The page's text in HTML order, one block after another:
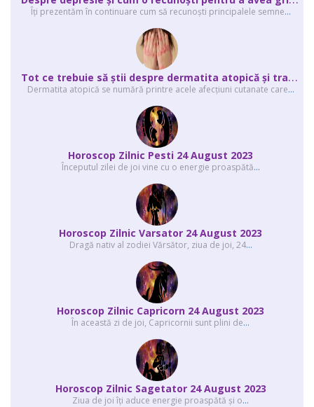
Îți prezentăm în continuare cum să recunoști principalele semne...
T
ot ce trebuie să știi despre dermatita atopică și tratarea ei
Dermatita atopică se numără printre acele afecțiuni cutanate care...
Horoscop Zilnic Pesti 24 August 2023
Începutul zilei de joi vine cu o energie proaspătă...
Horoscop Zilnic Varsator 24 August 2023
Dragă nativ al zodiei Vărsător, ziua de joi, 24...
Horoscop Zilnic Capricorn 24 August 2023
În această zi de joi, Capricornii sunt plini de...
Horoscop Zilnic Sagetator 24 August 2023
Ziua de joi îți aduce energie proaspătă și o...